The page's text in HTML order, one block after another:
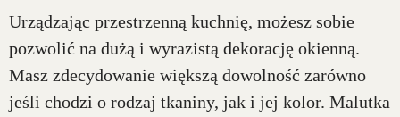
Urządzając przestrzenną kuchnię, możesz sobie
pozwolić na dużą i wyrazistą dekorację okienną.
Masz zdecydowanie większą dowolność zarówno
jeśli chodzi o rodzaj tkaniny, jak i jej kolor. Malutka